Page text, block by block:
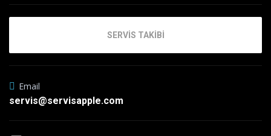
SERVİS TAKİBİ
Email
servis@servisapple.com